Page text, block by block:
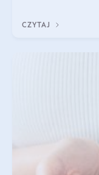
bariera hydrolipidowa.
CZYTAJ